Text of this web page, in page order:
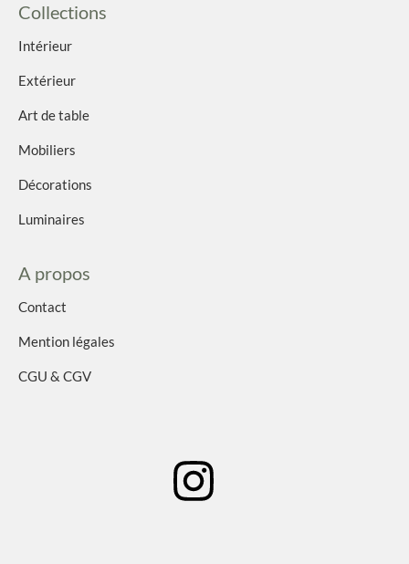
Collections
Intérieur
Extérieur
Art de table
Mobiliers
Décorations
Luminaires
A propos
Contact
Mention légales
CGU & CGV
I